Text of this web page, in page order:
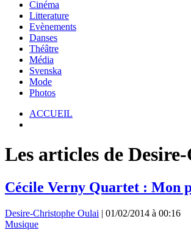
Cinéma
Litterature
Evènements
Danses
Théâtre
Média
Svenska
Mode
Photos
ACCUEIL
Les articles de
Cécile Verny Quartet : Mon
Desire-Christophe Oulai | 01/02/2014 à 00:16
Musique